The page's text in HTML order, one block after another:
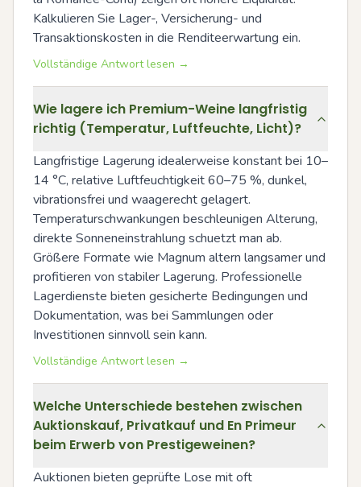
Kalkulieren Sie Lager-, Versicherung- und
Transaktionskosten in die Renditeerwartung ein.
Vollständige Antwort lesen →
Wie lagere ich Premium-Weine langfristig
richtig (Temperatur, Luftfeuchte, Licht)?
Langfristige Lagerung idealerweise konstant bei 10–
14 °C, relative Luftfeuchtigkeit 60–75 %, dunkel,
vibrationsfrei und waagerecht gelagert.
Temperaturschwankungen beschleunigen Alterung,
direkte Sonneneinstrahlung schuetzt man ab.
Größere Formate wie Magnum altern langsamer und
profitieren von stabiler Lagerung. Professionelle
Lagerdienste bieten gesicherte Bedingungen und
Dokumentation, was bei Sammlungen oder
Investitionen sinnvoll sein kann.
Vollständige Antwort lesen →
Welche Unterschiede bestehen zwischen
Auktionskauf, Privatkauf und En Primeur
beim Erwerb von Prestigeweinen?
Auktionen bieten geprüfte Lose mit oft